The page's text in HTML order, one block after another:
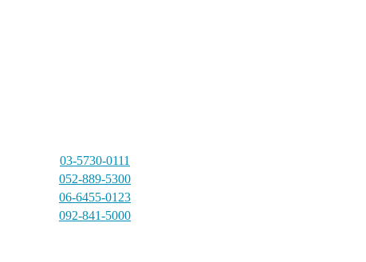
03-5730-0111
052-889-5300
06-6455-0123
092-841-5000